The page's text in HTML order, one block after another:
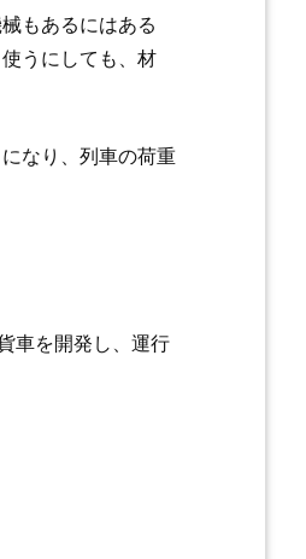
もあるにはある
うにしても、材
なり、列車の荷重
車を開発し、運行